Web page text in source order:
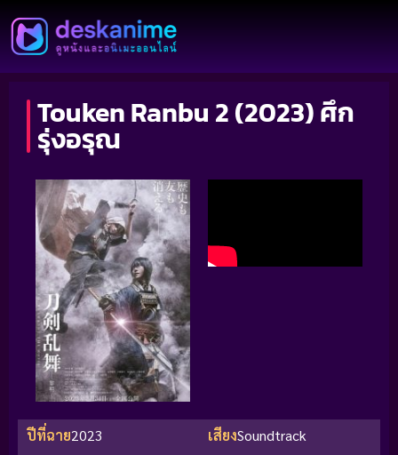
Touken Ranbu 2 (2023) ศึก
รุ่งอรุณ
ปีที่ฉาย2023 เสียงSoundtrack